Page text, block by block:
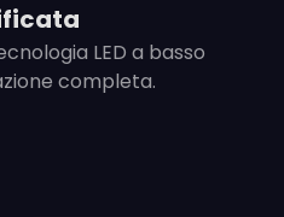
LED a basso
completa.